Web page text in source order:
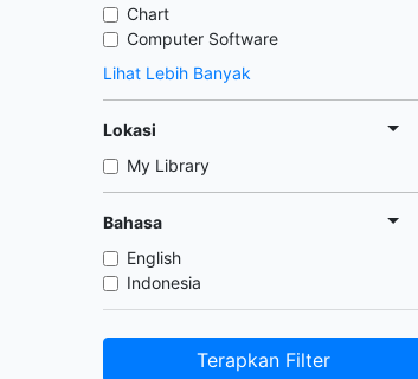
Chart
Computer Software
Lihat Lebih Banyak
Lokasi
My Library
Bahasa
English
Indonesia
Terapkan Filter